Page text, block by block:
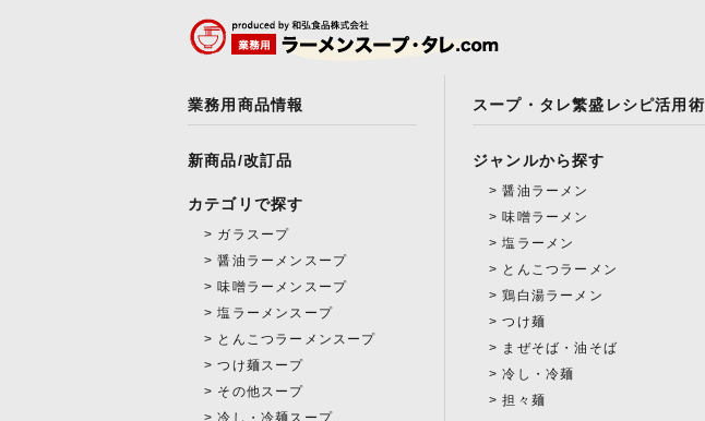
業務用商品情報
新商品/改訂品
カテゴリで探す
ガラスープ
醤油ラーメンスープ
味噌ラーメンスープ
塩ラーメンスープ
とんこつラーメンスープ
つけ麺スープ
その他スープ
冷し・冷麺スープ
スープ・タレ繁盛レシピ活用術
ジャンルから探す
醤油ラーメン
味噌ラーメン
塩ラーメン
とんこつラーメン
鶏白湯ラーメン
つけ麺
まぜそば・油そば
冷し・冷麺
担々麺